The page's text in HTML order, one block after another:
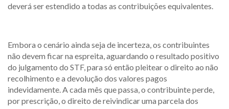
deverá ser estendido a todas as contribuições equivalentes.
Embora o cenário ainda seja de incerteza, os contribuintes
não devem ficar na espreita, aguardando o resultado positivo
do julgamento do STF, para só então pleitear o direito ao não
recolhimento e a devolução dos valores pagos
indevidamente. A cada mês que passa, o contribuinte perde,
por prescrição, o direito de reivindicar uma parcela dos